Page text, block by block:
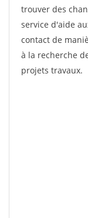
trouver des
service d'aide
contact de
à la recherche
projets travaux.